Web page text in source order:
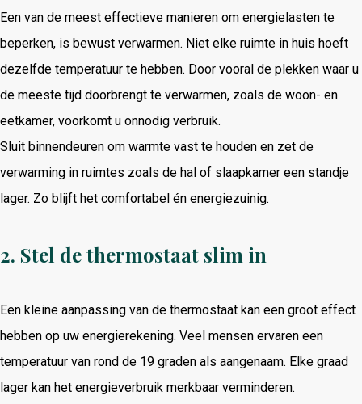
Een van de meest effectieve manieren om energielasten te
beperken, is bewust verwarmen. Niet elke ruimte in huis hoeft
dezelfde temperatuur te hebben. Door vooral de plekken waar u
de meeste tijd doorbrengt te verwarmen, zoals de woon- en
eetkamer, voorkomt u onnodig verbruik.
Sluit binnendeuren om warmte vast te houden en zet de
verwarming in ruimtes zoals de hal of slaapkamer een standje
lager. Zo blijft het comfortabel én energiezuinig.
2. Stel de thermostaat slim in
Een kleine aanpassing van de thermostaat kan een groot effect
hebben op uw energierekening. Veel mensen ervaren een
temperatuur van rond de 19 graden als aangenaam. Elke graad
lager kan het energieverbruik merkbaar verminderen.